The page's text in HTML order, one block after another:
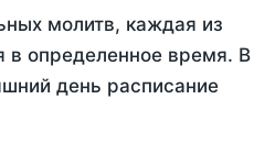
молитв, каждая из
в определенное время. В
день расписание